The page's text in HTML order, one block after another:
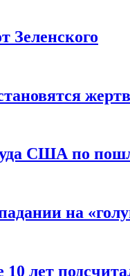
Зеленского
США по
на
10 лет